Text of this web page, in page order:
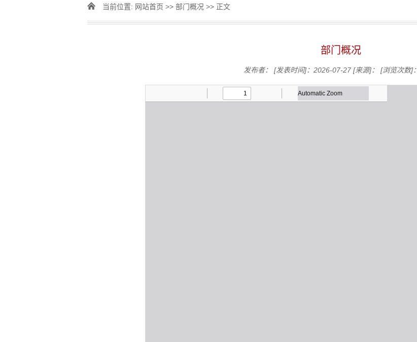
当前位置: 网站首页 >> 部门概况 >> 正文
部门概况
发布者： [发表时间]：2026-07-27 [来源]： [浏览次数]：